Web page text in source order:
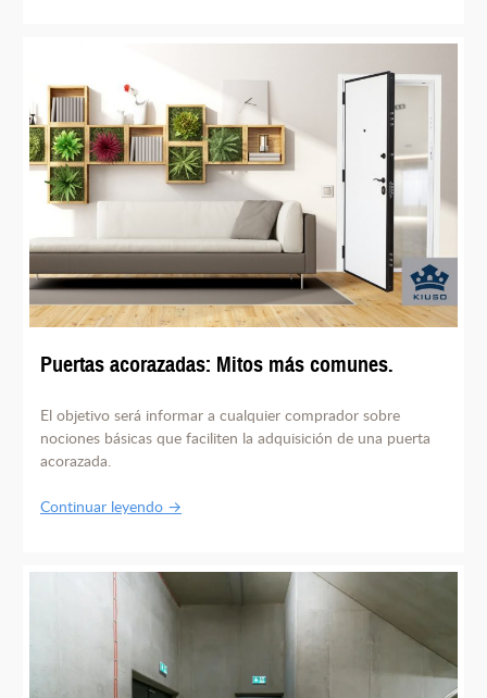
Puertas acorazadas: Mitos más comunes.
El objetivo será informar a cualquier comprador sobre
nociones básicas que faciliten la adquisición de una puerta
acorazada.
Continuar leyendo →